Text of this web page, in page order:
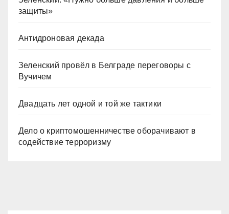
защиты»
Антидроновая декада
Зеленский провёл в Белграде переговоры с
Вучичем
Двадцать лет одной и той же тактики
Дело о криптомошенничестве оборачивают в
содействие терроризму